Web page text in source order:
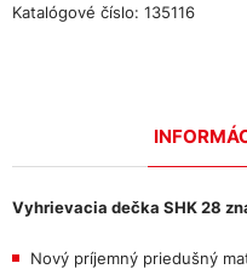
Katalógové číslo: 135116
Vyhrievacia dečka SHK 28
Nový príjemný priedušný